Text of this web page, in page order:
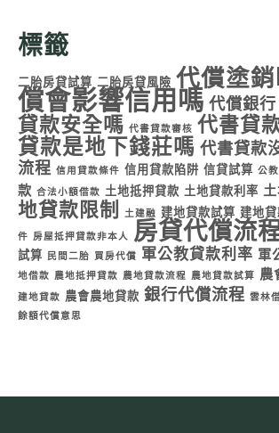
標籤
二胎房貸試算 二胎房貸風險 代償塗銷
償會影響信用嗎 代償銀行
貸款安全嗎 代書貸款審核 代書貸
貸款是地下錢莊嗎 代書貸款
流程 信用貸款條件 信用貸款陷阱 信貸試算 公
款 合法小額借款 土地抵押貸款 土地貸款利率
地貸款限制
土建融 建地貸款試算 建地貸
件 房屋抵押貸款非本人 房貸代償流
試算
民間二胎 買房代償 軍公教貸款利率 軍
地借款
農地抵押貸款 農地貸款流程 農地貸款試算 農
建地貸款 農會農地貸款 銀行代償流程 雲林
餘額代償意思